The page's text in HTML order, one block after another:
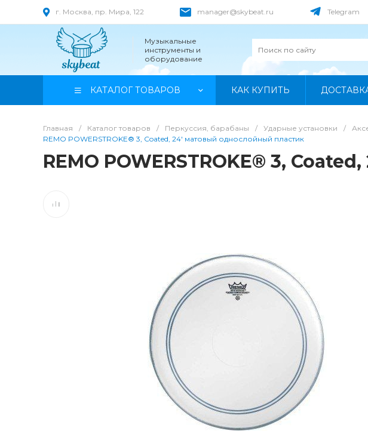
г. Москва, пр. Мира, 122 manager@skybeat.ru Telegram
Музыкальные
инструменты и
оборудование
КАТАЛОГ ТОВАРОВ КАК КУПИТЬ
Главная / Каталог товаров / Перкуссия, барабаны / Ударные установки /
REMO POWERSTROKE® 3, Coated, 24' матовый однослойный пластик
REMO POWERSTROKE® 3,